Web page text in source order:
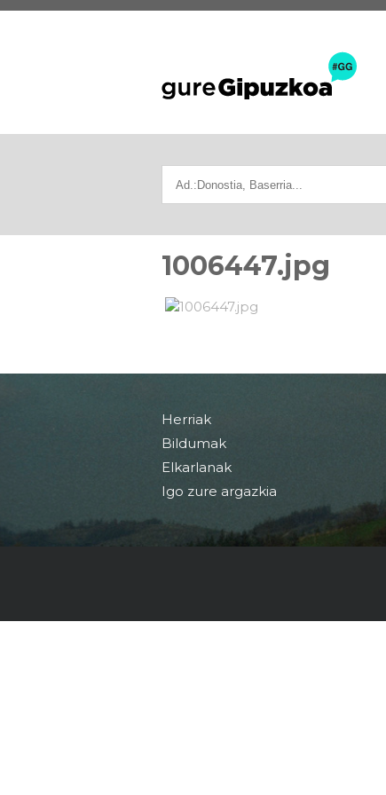
1006447.jpg
Herriak
Bildumak
Elkarlanak
Igo zure argazkia